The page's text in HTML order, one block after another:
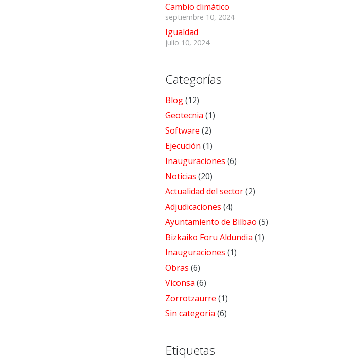
Cambio climático
septiembre 10, 2024
Igualdad
julio 10, 2024
Categorías
Blog(12)
Geotecnia (1)
Software (2)
Ejecución (1)
Inauguraciones (6)
Noticias (20)
Actualidad del sector(2)
Adjudicaciones (4)
Ayuntamiento de Bilbao (5)
Bizkaiko Foru Aldundia (1)
Inauguraciones (1)
Obras (6)
Viconsa (6)
Zorrotzaurre (1)
Sin categoria (6)
Etiquetas